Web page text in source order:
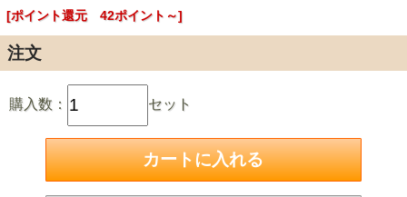
[ポイント還元 42ポイント～]
注文
購入数： セット